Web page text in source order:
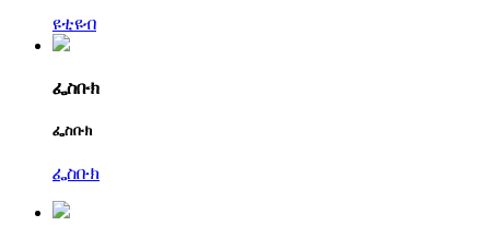
ዩቲዩብ
ፌስቡክ
ፌስቡክ
ፌስቡክ